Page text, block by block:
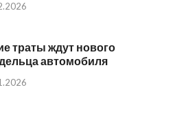
траты ждут нового
автомобиля